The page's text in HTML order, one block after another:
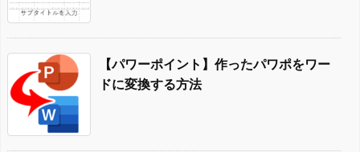
【パワーポイント】作ったパワポをワー
ドに変換する方法